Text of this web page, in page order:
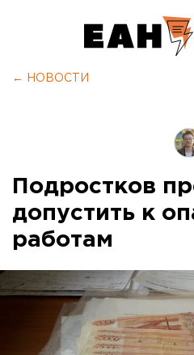
← НОВОСТИ
Подростков
допустить к
работам